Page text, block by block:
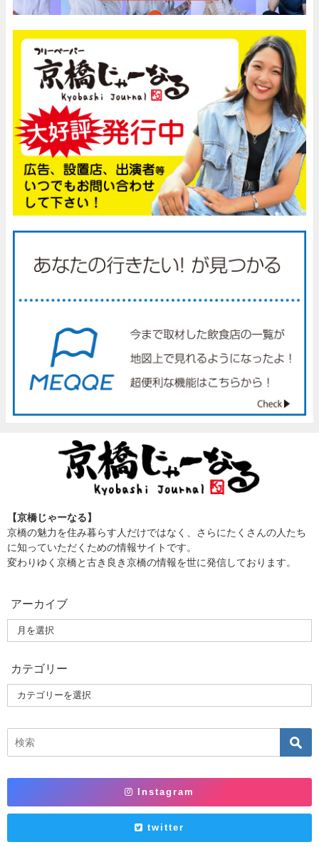
【京橋じゃーなる】
京橋の魅力を住み暮らす人だけではなく、さらにたくさんの人たち
に知っていただくための情報サイトです。
変わりゆく京橋と古き良き京橋の情報を世に発信しております。
アーカイブ
カテゴリー
Instagram
twitter